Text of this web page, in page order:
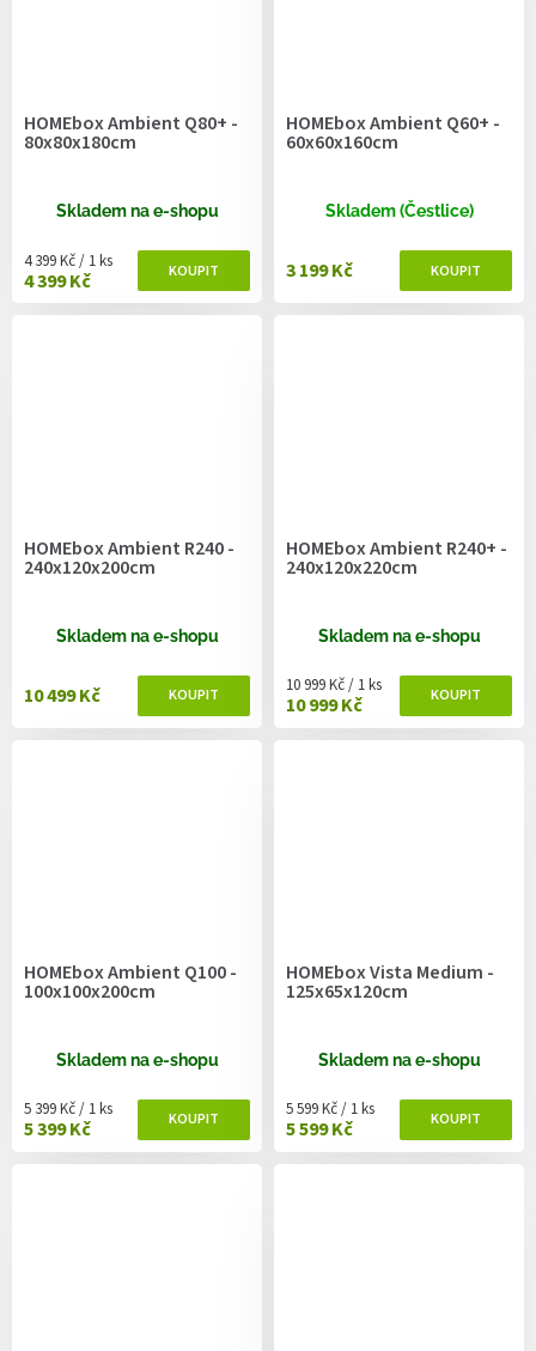
HOMEbox Ambient Q80+ -
80x80x180cm
Skladem na e-shopu
4 399 Kč
Měrná cena:
4 399 Kč / 1 ks
HOMEbox Ambient Q60+ -
60x60x160cm
Skladem (Čestlice)
3 199 Kč
HOMEbox Ambient R240 -
240x120x200cm
Skladem na e-shopu
10 499 Kč
HOMEbox Ambient R240+ -
240x120x220cm
Skladem na e-shopu
10 999 Kč
Měrná cena:
10 999 Kč / 1 ks
HOMEbox Ambient Q100 -
100x100x200cm
Skladem na e-shopu
5 399 Kč
Měrná cena:
5 399 Kč / 1 ks
HOMEbox Vista Medium -
125x65x120cm
Skladem na e-shopu
5 599 Kč
Měrná cena:
5 599 Kč / 1 ks